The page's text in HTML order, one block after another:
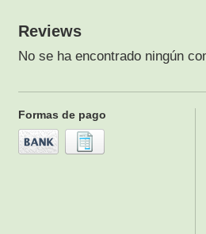
Reviews
No se ha encontrado ningún
Formas de pago